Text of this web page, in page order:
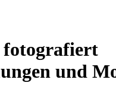
fotografiert
und